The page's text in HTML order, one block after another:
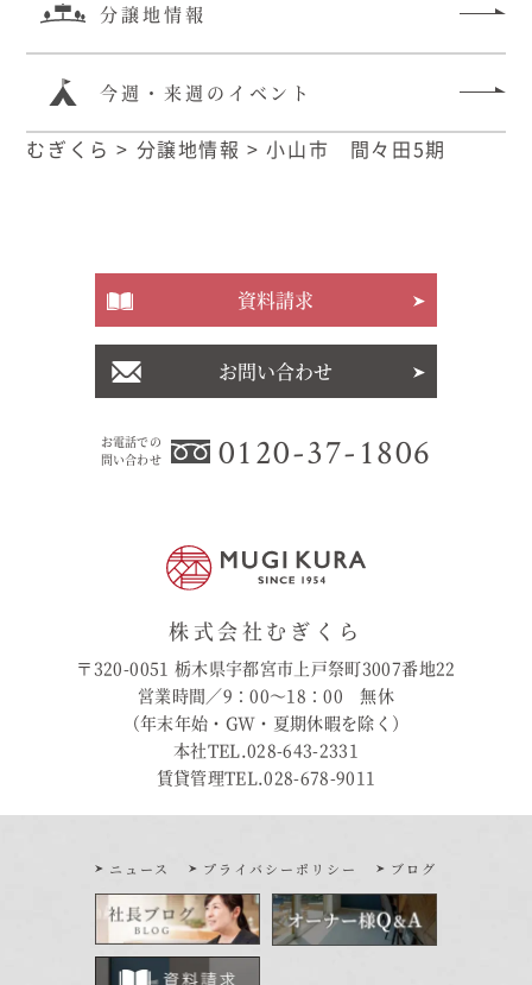
分譲地情報
今週・来週のイベント
むぎくら > 分譲地情報 >小山市 間々田5期
お電話での
問い合わせ
0120-37-1806
資料請求
お問い合わせ
株式会社むぎくら
〒320-0051 栃木県宇都宮市上戸祭町3007番地22
営業時間／9：00〜18：00 無休
（年末年始・GW・夏期休暇を除く）
本社TEL.028-643-2331
賃貸管理TEL.028-678-9011
ニュース プライバシーポリシー ブログ